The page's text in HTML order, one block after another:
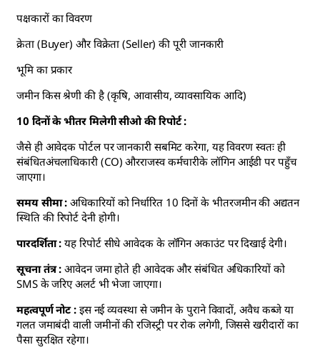
पक्षकारों का विवरण
क्रेता (Buyer) और विक्रेता (Seller) की पूरी जानकारी
भूमि का प्रकार
जमीन किस श्रेणी की है (कृषि, आवासीय, व्यावसायिक आदि)
10 दिनों के भीतर मिलेगी सीओ की रिपोर्ट :
जैसे ही आवेदक पोर्टल पर जानकारी सबमिट करेगा, यह विवरण स्वतः ही
संबंधितअंचलाधिकारी (CO) औरराजस्व कर्मचारीके लॉगिन आईडी पर पहुँच
जाएगा।
समय सीमा : अधिकारियों को निर्धारित 10 दिनों के भीतरजमीन की अद्यतन
स्थिति की रिपोर्ट देनी होगी।
पारदर्शिता : यह रिपोर्ट सीधे आवेदक के लॉगिन अकाउंट पर दिखाई देगी।
सूचना तंत्र : आवेदन जमा होते ही आवेदक और संबंधित अधिकारियों को
SMS के जरिए अलर्ट भी भेजा जाएगा।
महत्वपूर्ण नोट :इस नई व्यवस्था से जमीन के पुराने विवादों, अवैध कब्जे या
गलत जमाबंदी वाली जमीनों की रजिस्ट्री पर रोक लगेगी, जिससे खरीदारों का
पैसा सुरक्षित रहेगा।